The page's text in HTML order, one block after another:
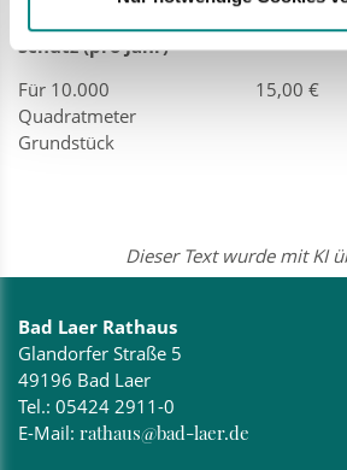
Schutz (pro Jahr)
Für 10.000
Quadratmeter
Grundstück
15,00 €
Dieser Text wurde mit KI
Bad Laer Rathaus
Glandorfer Straße 5
49196 Bad Laer
Tel.: 05424 2911-0
E-Mail: rathaus@bad-laer.de